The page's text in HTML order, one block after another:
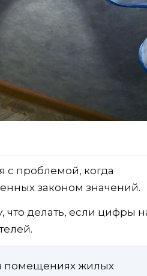
с проблемой, когда
законом значений.
что делать, если цифры
в помещениях жилых